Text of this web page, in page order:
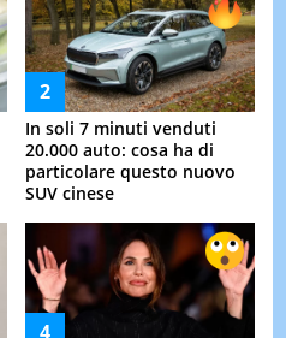
In soli 7 minuti venduti
20.000 auto: cosa ha di
particolare questo nuovo
SUV cinese